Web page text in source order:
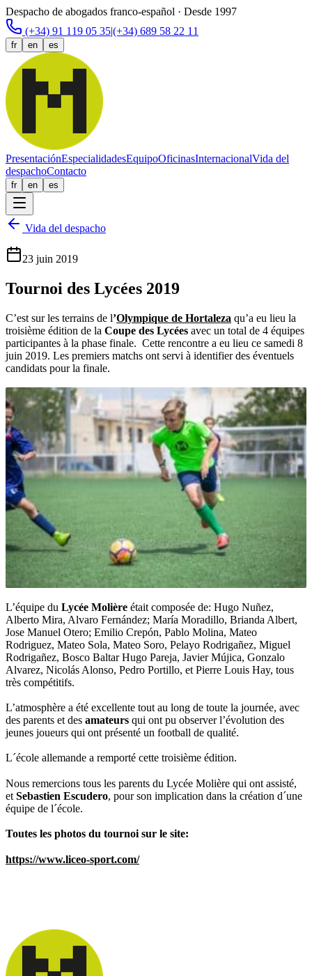
Despacho de abogados franco-español · Desde 1997
(+34) 91 119 05 35|(+34) 689 58 22 11
fr en es
PresentaciónEspecialidadesEquipoOficinasInternacionalVida del
despachoContacto
fr en es
Vida del despacho
23 juin 2019
Tournoi des Lycées 2019
C’est sur les terrains de l’Olympique de Hortaleza qu’a eu lieu la
troisième édition de la Coupe des Lycées avec un total de 4 équipes
participantes à la phase finale. Cette rencontre a eu lieu ce samedi 8
juin 2019. Les premiers matchs ont servi à identifier des éventuels
candidats pour la finale.
L’équipe du Lycée Molière était composée de: Hugo Nuñez,
Alberto Mira, Alvaro Fernández; María Moradillo, Brianda Albert,
Jose Manuel Otero; Emilio Crepón, Pablo Molina, Mateo
Rodriguez, Mateo Sola, Mateo Soro, Pelayo Rodrigañez, Miguel
Rodrigañez, Bosco Baltar Hugo Pareja, Javier Mújica, Gonzalo
Alvarez, Nicolás Alonso, Pedro Portillo, et Pierre Louis Hay, tous
très compétitifs.
L’atmosphère a été excellente tout au long de toute la journée, avec
des parents et des amateurs qui ont pu observer l’évolution des
jeunes joueurs qui ont présenté un football de qualité.
L´école allemande a remporté cette troisième édition.
Nous remercions tous les parents du Lycée Molière qui ont assisté,
et Sebastien Escudero, pour son implication dans la création d´une
équipe de l´école.
Toutes les photos du tournoi sur le site:
https://www.liceo-sport.com/